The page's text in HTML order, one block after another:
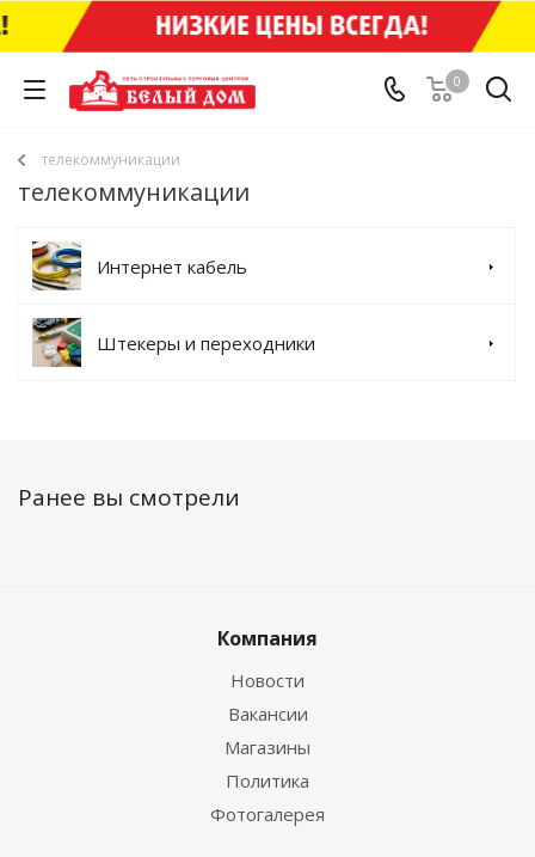
0
телекоммуникации
телекоммуникации
Интернет кабель
Штекеры и переходники
Ранее вы смотрели
Компания
Новости
Вакансии
Магазины
Политика
Фотогалерея